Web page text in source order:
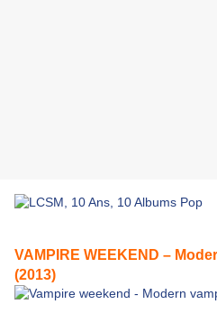
VAMPIRE WEEKEND –
(2013)